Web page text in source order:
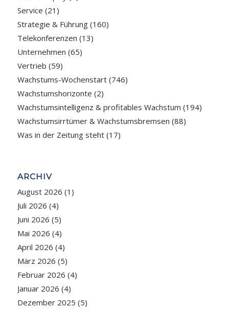
Service (21)
Strategie & Führung(160)
Telekonferenzen (13)
Unternehmen (65)
Vertrieb (59)
Wachstums-Wochenstart(746)
Wachstumshorizonte (2)
Wachstumsintelligenz & profitables Wachstum (194)
Wachstumsirrtümer & Wachstumsbremsen (88)
Was in der Zeitung steht(17)
ARCHIV
August 2026 (1)
Juli 2026 (4)
Juni 2026 (5)
Mai 2026 (4)
April 2026 (4)
März 2026 (5)
Februar 2026 (4)
Januar 2026 (4)
Dezember 2025 (5)